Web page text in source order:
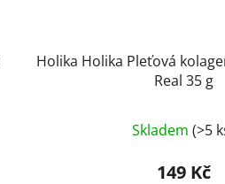
Holika Holika Pleťová
Real 35 g
Skladem(>5
149 Kč